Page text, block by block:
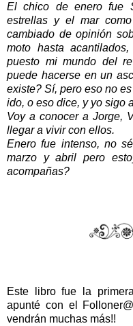
El chico de enero fue
estrellas y el mar
cambiado de opinión
moto hasta
puesto mi mundo del
puede hacerse en un
existe? Sí, pero eso no
ido, o eso dice, y yo sigo
Voy a conocer a Jorge,
llegar a vivir con ellos.
Enero fue intenso, no
marzo y abril pero
acompañas?
Este librofue la
apunté con el
vendrán muchas más!!